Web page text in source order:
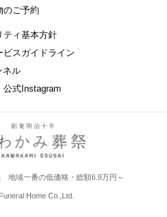
のご予約
ティ基本方針
ビスガイドライン
ネル
公式Instagram
地域一番の低価格・総額6.9万円～
Home Co.,Ltd.